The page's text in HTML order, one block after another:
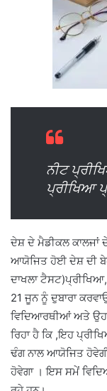
ਨੀਟ
ਪ੍ਰੀਖਿਆ
ਦੇਸ਼ ਦੇ ਮੈਡੀਕਲ
ਆਯੋਜਿਤ ਹੋਈ ਦੇਸ਼ ਦੀ
ਦਾਖਲਾ
21 ਜੂਨ ਨੂੰ ਦੁਬਾਰਾ
ਵਿਦਿਆਰਥੀਆਂ ਅਤੇ
ਰਿਹਾ ਹੈ ਕਿ ,ਇਹ
ਢੰਗ ਨਾਲ ਆਯੋਜਿਤ
ਹੋਵੇਗਾ । ਇਸ ਸਮੇਂ